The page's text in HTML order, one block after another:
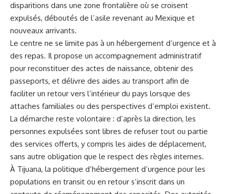
disparitions dans une zone frontalière où se croisent
expulsés, déboutés de l’asile revenant au Mexique et
nouveaux arrivants.
Le centre ne se limite pas à un hébergement d’urgence et à
des repas. Il propose un accompagnement administratif
pour reconstituer des actes de naissance, obtenir des
passeports, et délivre des aides au transport afin de
faciliter un retour vers l’intérieur du pays lorsque des
attaches familiales ou des perspectives d’emploi existent.
La démarche reste volontaire : d’après la direction, les
personnes expulsées sont libres de refuser tout ou partie
des services offerts, y compris les aides de déplacement,
sans autre obligation que le respect des règles internes.
À Tijuana, la politique d’hébergement d’urgence pour les
populations en transit ou en retour s’inscrit dans un